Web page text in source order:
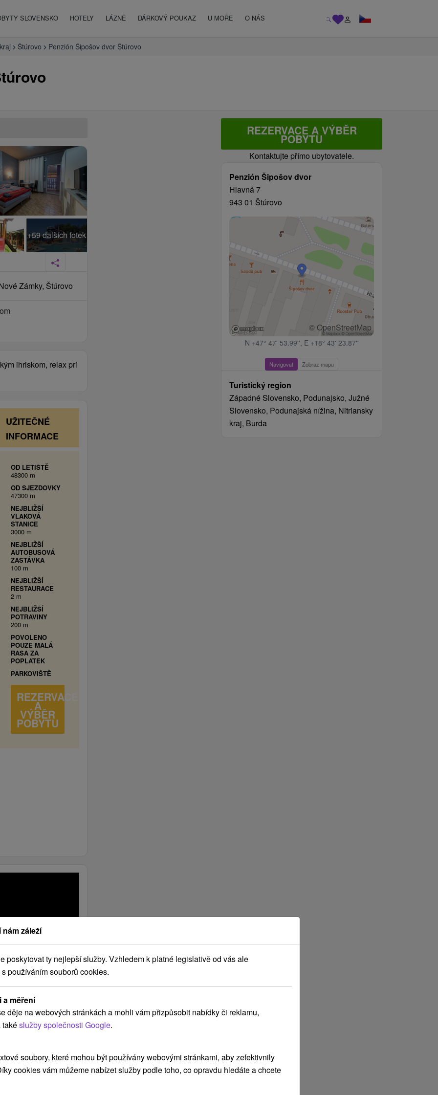
SLOVENSKO HOTELY LÁZNĚ DÁRKOVÝ POUKAZ U MOŘE O NÁS
Štúrovo Penzión Šipošov dvor Štúrovo
REZERVACE A VÝBĚR
POBYTU
Kontaktujte přímo ubytovatele.
Penzión Šipošov dvor
Hlavná 7
943 01 Štúrovo
© OpenStreetMap
N +47° 47' 53.99'', E +18° 43' 23.87''
Navigovat Zobraz mapu
Turistický region
Západné Slovensko, Podunajsko, Južné
Slovensko, Podunajská nížina, Nitriansky
kraj, Burda
+59 dalších fotek
Zámky, Štúrovo
ihriskom, relax pri
UŽITEČNÉ
INFORMACE
OD LETIŠTĚ
48300 m
OD SJEZDOVKY
47300 m
NEJBLIŽŠÍ
VLAKOVÁ
STANICE
3000 m
NEJBLIŽŠÍ
AUTOBUSOVÁ
ZASTÁVKA
100 m
NEJBLIŽŠÍ
RESTAURACE
2 m
NEJBLIŽŠÍ
POTRAVINY
200 m
POVOLENO
POUZE MALÁ
RASA ZA
POPLATEK
PARKOVIŠTĚ
REZERVACE
A
VÝBĚR
POBYTU
izba
2x Štvorlôžková
záleží
poskytovat ty nejlepší služby. Vzhledem k platné legislativě od vás ale
používáním souborů cookies.
a měření
děje na webových stránkách a mohli vám přizpůsobit nabídky či reklamu,
takéslužby společnosti Google.
soubory, které mohou být používány webovými stránkami, aby zefektivnily
cookies vám můžeme nabízet služby podle toho, co opravdu hledáte a chcete